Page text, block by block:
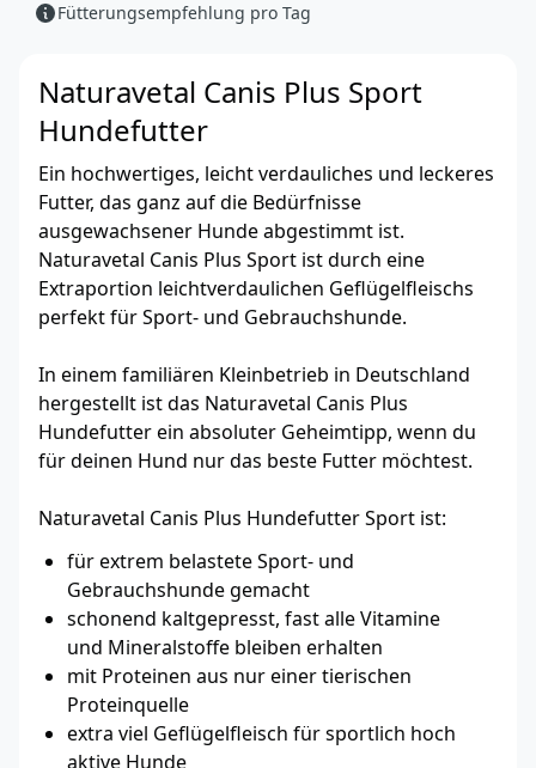
Fütterungsempfehlung pro Tag
Naturavetal Canis Plus Sport
Hundefutter
Ein hochwertiges, leicht verdauliches und leckeres
Futter, das ganz auf die Bedürfnisse
ausgewachsener Hunde abgestimmt ist.
Naturavetal Canis Plus Sport ist durch eine
Extraportion leichtverdaulichen Geflügelfleischs
perfekt für Sport- und Gebrauchshunde.
In einem familiären Kleinbetrieb in Deutschland
hergestellt ist das Naturavetal Canis Plus
Hundefutter ein absoluter Geheimtipp, wenn du
für deinen Hund nur das beste Futter möchtest.
Naturavetal Canis Plus Hundefutter Sport ist:
für extrem belastete Sport- und
Gebrauchshunde gemacht
schonend kaltgepresst, fast alle Vitamine
und Mineralstoffe bleiben erhalten
mit Proteinen aus nur einer tierischen
Proteinquelle
extra viel Geflügelfleisch für sportlich hoch
aktive Hunde